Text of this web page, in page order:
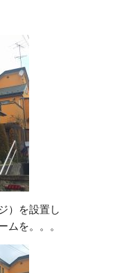
）を設置し
ムを。。。